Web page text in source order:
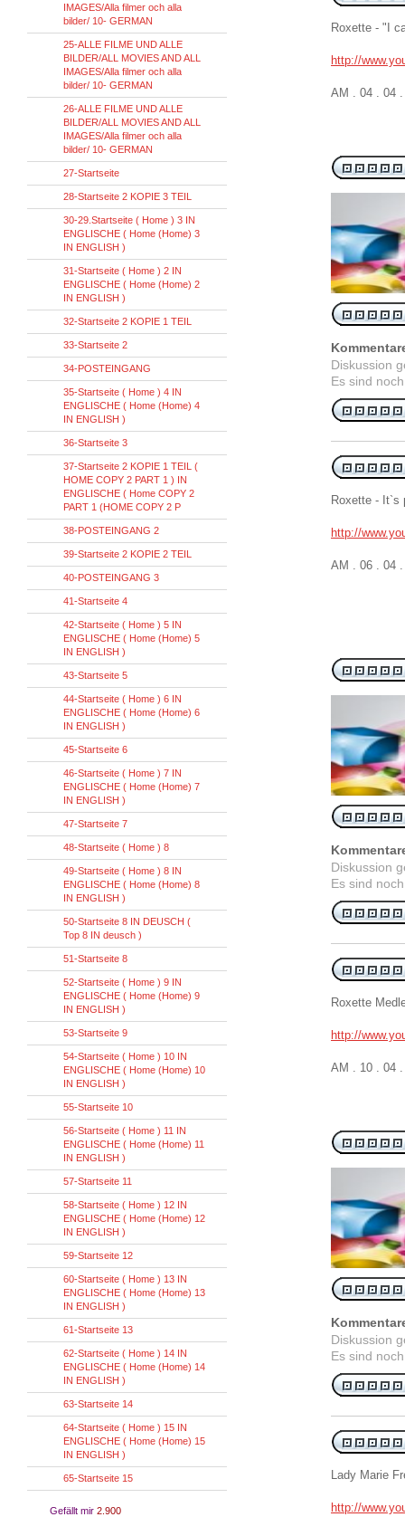
Roxette - "I
http://
AM . 04 . 04
Diskussion
Es sind
Roxette - It`s
http://
AM . 06 . 04
Diskussion
Es sind
Roxette
http://
AM . 10 . 04
Diskussion
Es sind
Lady Marie
http://
IMAGES/Alla filmer och alla
bilder/ 10- GERMAN
25-ALLE FILME UND ALLE
BILDER/ALL MOVIES AND ALL
IMAGES/Alla filmer och alla
bilder/ 10- GERMAN
26-ALLE FILME UND ALLE
BILDER/ALL MOVIES AND ALL
IMAGES/Alla filmer och alla
bilder/ 10- GERMAN
27-Startseite
28-Startseite 2 KOPIE 3 TEIL
30-29.Startseite ( Home ) 3 IN
ENGLISCHE ( Home (Home) 3
IN ENGLISH )
31-Startseite ( Home ) 2 IN
ENGLISCHE ( Home (Home) 2
IN ENGLISH )
32-Startseite 2 KOPIE 1 TEIL
33-Startseite 2
34-POSTEINGANG
35-Startseite ( Home ) 4 IN
ENGLISCHE ( Home (Home) 4
IN ENGLISH )
36-Startseite 3
37-Startseite 2 KOPIE 1 TEIL (
HOME COPY 2 PART 1 ) IN
ENGLISCHE ( Home COPY 2
PART 1 (HOME COPY 2 P
38-POSTEINGANG 2
39-Startseite 2 KOPIE 2 TEIL
40-POSTEINGANG 3
41-Startseite 4
42-Startseite ( Home ) 5 IN
ENGLISCHE ( Home (Home) 5
IN ENGLISH )
43-Startseite 5
44-Startseite ( Home ) 6 IN
ENGLISCHE ( Home (Home) 6
IN ENGLISH )
45-Startseite 6
46-Startseite ( Home ) 7 IN
ENGLISCHE ( Home (Home) 7
IN ENGLISH )
47-Startseite 7
48-Startseite ( Home ) 8
49-Startseite ( Home ) 8 IN
ENGLISCHE ( Home (Home) 8
IN ENGLISH )
50-Startseite 8 IN DEUSCH (
Top 8 IN deusch )
51-Startseite 8
52-Startseite ( Home ) 9 IN
ENGLISCHE ( Home (Home) 9
IN ENGLISH )
53-Startseite 9
54-Startseite ( Home ) 10 IN
ENGLISCHE ( Home (Home) 10
IN ENGLISH )
55-Startseite 10
56-Startseite ( Home ) 11 IN
ENGLISCHE ( Home (Home) 11
IN ENGLISH )
57-Startseite 11
58-Startseite ( Home ) 12 IN
ENGLISCHE ( Home (Home) 12
IN ENGLISH )
59-Startseite 12
60-Startseite ( Home ) 13 IN
ENGLISCHE ( Home (Home) 13
IN ENGLISH )
61-Startseite 13
62-Startseite ( Home ) 14 IN
ENGLISCHE ( Home (Home) 14
IN ENGLISH )
63-Startseite 14
64-Startseite ( Home ) 15 IN
ENGLISCHE ( Home (Home) 15
IN ENGLISH )
65-Startseite 15
Gefällt mir 2.900